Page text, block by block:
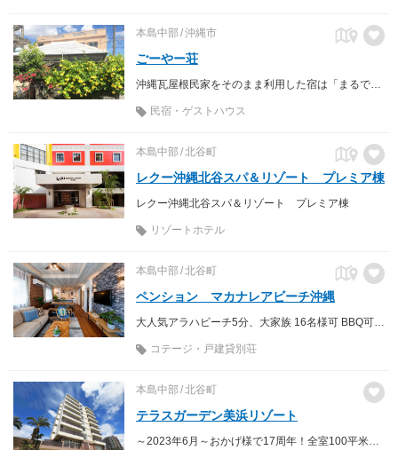
本島中部 沖縄市
ごーやー荘
沖縄瓦屋根民家をそのまま利用した宿は「まるでオバァの家に来たみたい」。
民宿・ゲストハウス
本島中部 北谷町
レクー沖縄北谷スパ＆リゾート プレミア棟
レクー沖縄北谷スパ＆リゾート プレミア棟
リゾートホテル
本島中部 北谷町
ペンション マカナレアビーチ沖縄
大人気アラハビーチ5分、大家族 16名様可 BBQ可 高級別荘 コロナ対策抗菌施工
コテージ・戸建貸別荘
本島中部 北谷町
テラスガーデン美浜リゾート
～2023年6月～おかげ様で17周年！全室100平米の客室はテラス・ジャグジー付。 全プランにお客様満足度№1の無料レンタカーが付いてお得♪